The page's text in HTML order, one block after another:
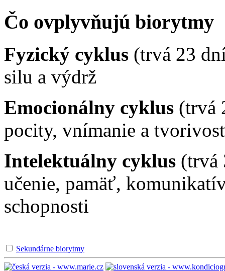
Čo ovplyvňujú biorytmy
Fyzický cyklus (trvá 23
silu a výdrž
Emocionálny cyklus (trvá
pocity, vnímanie a
Intelektuálny cyklus (trvá
učenie, pamäť,
schopnosti
Sekundárne biorytmy